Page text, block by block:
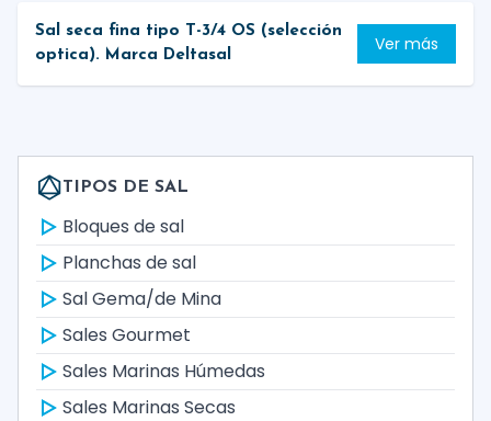
Sal seca fina tipo T-3/4 OS (selección
optica). Marca Deltasal
Ver más
TIPOS DE SAL
Bloques de sal
Planchas de sal
Sal Gema/de Mina
Sales Gourmet
Sales Marinas Húmedas
Sales Marinas Secas